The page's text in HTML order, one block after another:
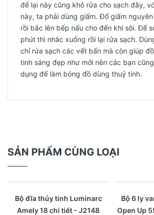
để lại này cũng khó rửa cho sạch đây,
này, ta phải dùng giấm. Đổ giấm
rồi bắc lên bếp nấu cho đến khi sôi. Để
phút thì nhắc xuống rồi lại rửa sạch.
chỉ rửa sạch các vết bẩn mà còn giúp
tinh sáng đẹp như mới nên các bạn
dụng để làm bóng đồ dùng thuỷ tinh.
SẢN PHẨM CÙNG LOẠI
Xem nhanh
Bộ đĩa thủy tinh Luminarc
Amely 18 chi tiết - J2148
Bộ 6 ly
Open Up